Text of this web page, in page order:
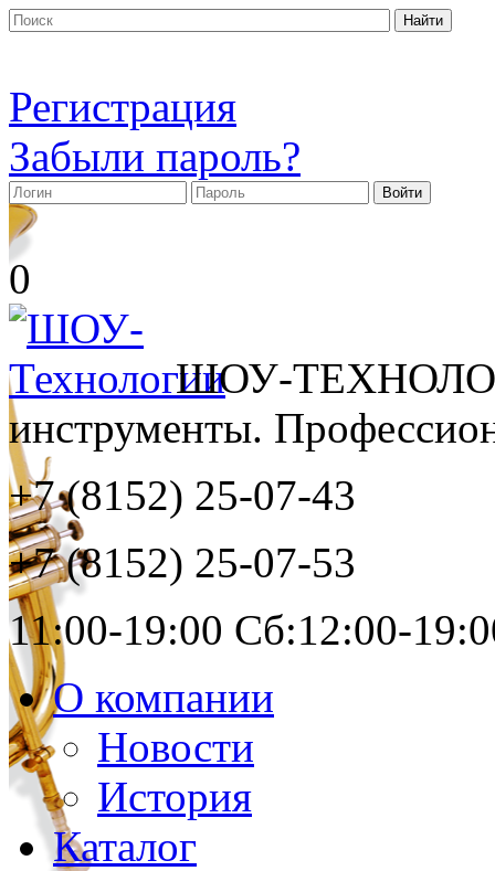
Регистрация
Забыли пароль?
0
ШОУ-
инструменты.
+7 (8152) 25-07-43
+7 (8152) 25-07-53
11:00-19:00 Сб:12:00-
О компании
Новости
История
Каталог